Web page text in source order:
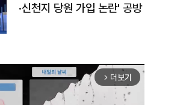
·신천지 당원 가입 논란' 공방
arrow_forward_ios 더보기